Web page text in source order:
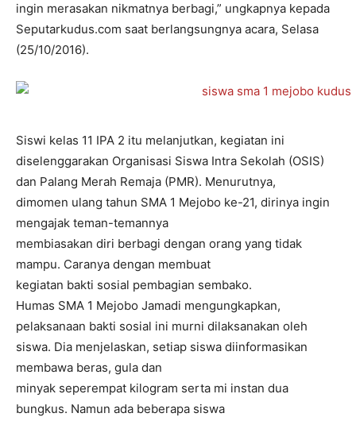
ingin merasakan nikmatnya berbagi,” ungkapnya kepada
Seputarkudus.com saat berlangsungnya acara, Selasa
(25/10/2016).
Siswi kelas 11 IPA 2 itu melanjutkan, kegiatan ini
diselenggarakan Organisasi Siswa Intra Sekolah (OSIS)
dan Palang Merah Remaja (PMR). Menurutnya,
dimomen ulang tahun SMA 1 Mejobo ke-21, dirinya ingin
mengajak teman-temannya
membiasakan diri berbagi dengan orang yang tidak
mampu. Caranya dengan membuat
kegiatan bakti sosial pembagian sembako.
Humas SMA 1 Mejobo Jamadi mengungkapkan,
pelaksanaan bakti sosial ini murni dilaksanakan oleh
siswa. Dia menjelaskan, setiap siswa diinformasikan
membawa beras, gula dan
minyak seperempat kilogram serta mi instan dua
bungkus. Namun ada beberapa siswa